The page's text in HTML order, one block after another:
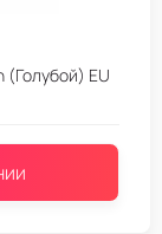
(Голубой) EU